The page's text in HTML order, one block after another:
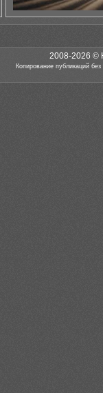
2008-2026 ©
Копирование публикаций